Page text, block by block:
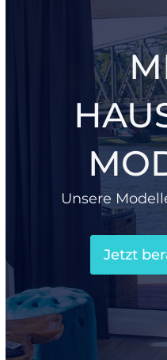
Unsere
Jetzt